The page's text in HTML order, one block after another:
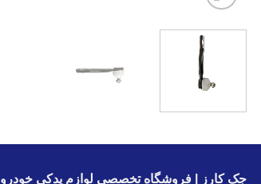
جک کارز | فروشگاه تخصصی لوازم یدکی خودرو